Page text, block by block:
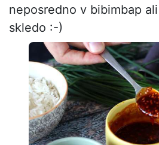
neposredno v bibimbap
skledo :-)